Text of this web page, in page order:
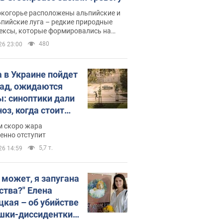
расположены альпийские и
луга – редкие природные
которые формировались на
сотен лет
23:00 480
Украине пойдет
ожидаются
синоптики дали
когда стоит
изменения
скоро жара
отступит
14:59 5,7 т.
я запугана
Елена
– об убийстве
диссидентки